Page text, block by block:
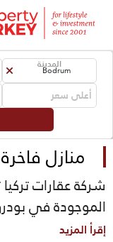
المدينة
Bodrum
منازل
شركة عقارات
الموجودة في
توركبوكو،
إقرأ المزيد